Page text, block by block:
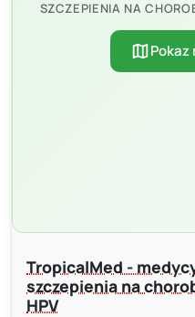
SZCZEPIENIA NA
mapPokaz
TropicalMed -
szczepienia na
HPV